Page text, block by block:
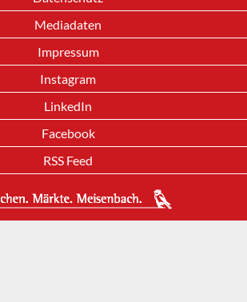
Mediadaten
Impressum
Instagram
LinkedIn
Facebook
RSS Feed